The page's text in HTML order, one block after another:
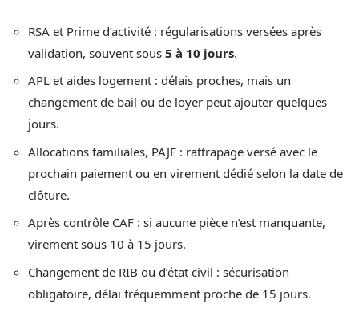
RSA et Prime d’activité : régularisations versées après
validation, souvent sous 5 à 10 jours.
APL et aides logement : délais proches, mais un
changement de bail ou de loyer peut ajouter quelques
jours.
Allocations familiales, PAJE : rattrapage versé avec le
prochain paiement ou en virement dédié selon la date de
clôture.
Après contrôle CAF : si aucune pièce n’est manquante,
virement sous 10 à 15 jours.
Changement de RIB ou d’état civil : sécurisation
obligatoire, délai fréquemment proche de 15 jours.